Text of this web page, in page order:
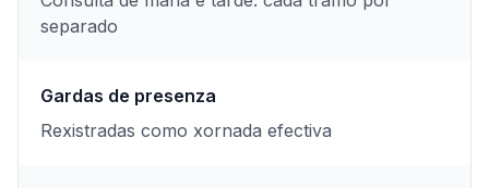
separado
Gardas de presenza
Rexistradas como xornada efectiva